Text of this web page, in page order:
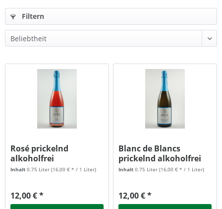
Filtern
Rosé prickelnd
alkoholfrei
Inhalt0.75 Liter(16,00 € * / 1 Liter)
12,00 € *
Blanc de Blancs
prickelnd alkoholfrei
Inhalt0.75 Liter(16,00 € * / 1 Liter)
12,00 € *